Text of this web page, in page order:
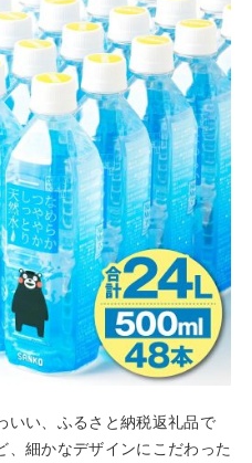
いい、ふるさと納税返礼品で
、細かなデザインにこだわった